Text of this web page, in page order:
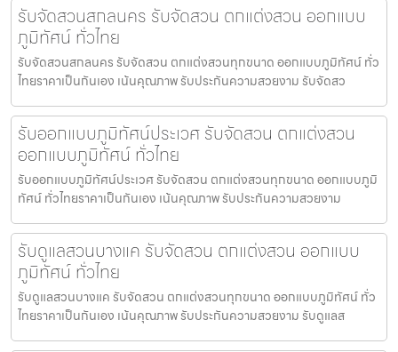
รับจัดสวนสกลนคร รับจัดสวน ตกแต่งสวน ออกแบบ
ภูมิทัศน์ ทั่วไทย
รับจัดสวนสกลนคร รับจัดสวน ตกแต่งสวนทุกขนาด ออกแบบภูมิทัศน์ ทั่ว
ไทยราคาเป็นกันเอง เน้นคุณภาพ รับประกันความสวยงาม รับจัดสว
รับออกแบบภูมิทัศน์ประเวศ รับจัดสวน ตกแต่งสวน
ออกแบบภูมิทัศน์ ทั่วไทย
รับออกแบบภูมิทัศน์ประเวศ รับจัดสวน ตกแต่งสวนทุกขนาด ออกแบบภูมิ
ทัศน์ ทั่วไทยราคาเป็นกันเอง เน้นคุณภาพ รับประกันความสวยงาม
รับดูแลสวนบางแค รับจัดสวน ตกแต่งสวน ออกแบบ
ภูมิทัศน์ ทั่วไทย
รับดูแลสวนบางแค รับจัดสวน ตกแต่งสวนทุกขนาด ออกแบบภูมิทัศน์ ทั่ว
ไทยราคาเป็นกันเอง เน้นคุณภาพ รับประกันความสวยงาม รับดูแลส